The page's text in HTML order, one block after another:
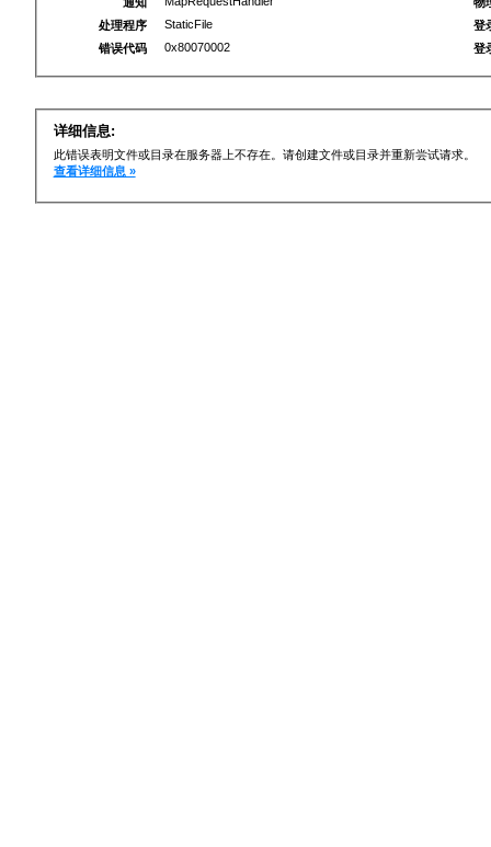
处理程序
StaticFile
错误代码
0x80070002
登
登
详细信息:
此错误表明文件或目录在服务器上不存在。请创建文件或目录并重新尝试请求。
查看详细信息 »